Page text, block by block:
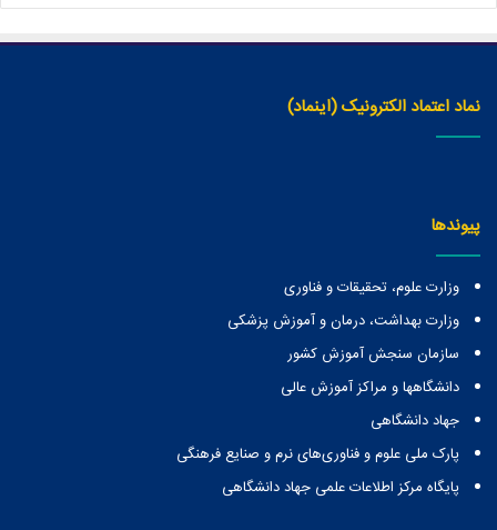
نماد اعتماد الکترونیک (اینماد)
پیوندها
وزارت علوم، تحقیقات و فناوری
وزارت بهداشت، درمان و آموزش پزشکی
سازمان سنجش آموزش کشور
دانشگاهها و مراكز آموزش عالی
جهاد دانشگاهی
پارک ملی علوم و فناوری‌های نرم و صنایع فرهنگی
پایگاه مرکز اطلاعات علمی جهاد دانشگاهی